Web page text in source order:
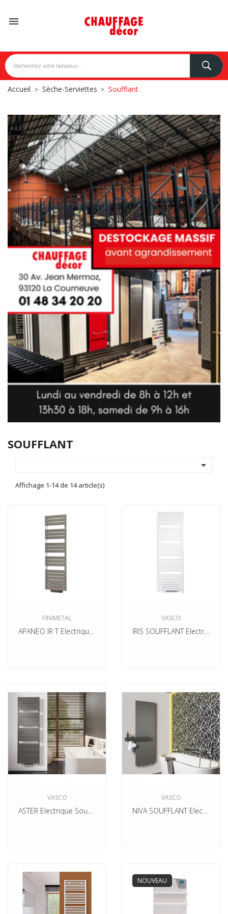

BREM CAMPA CARISA
Accueil Sèche-Serviettes Soufflant
SOUFFLANT

Affichage 1-14 de 14 article(s)
FINIMETAL
APANEO IR T Electrique Soufflant
VASCO
IRIS SOUFFLANT Electrique
VASCO
ASTER Electrique Soufflant
VASCO
NIVA SOUFFLANT Electrique
NOUVEAU